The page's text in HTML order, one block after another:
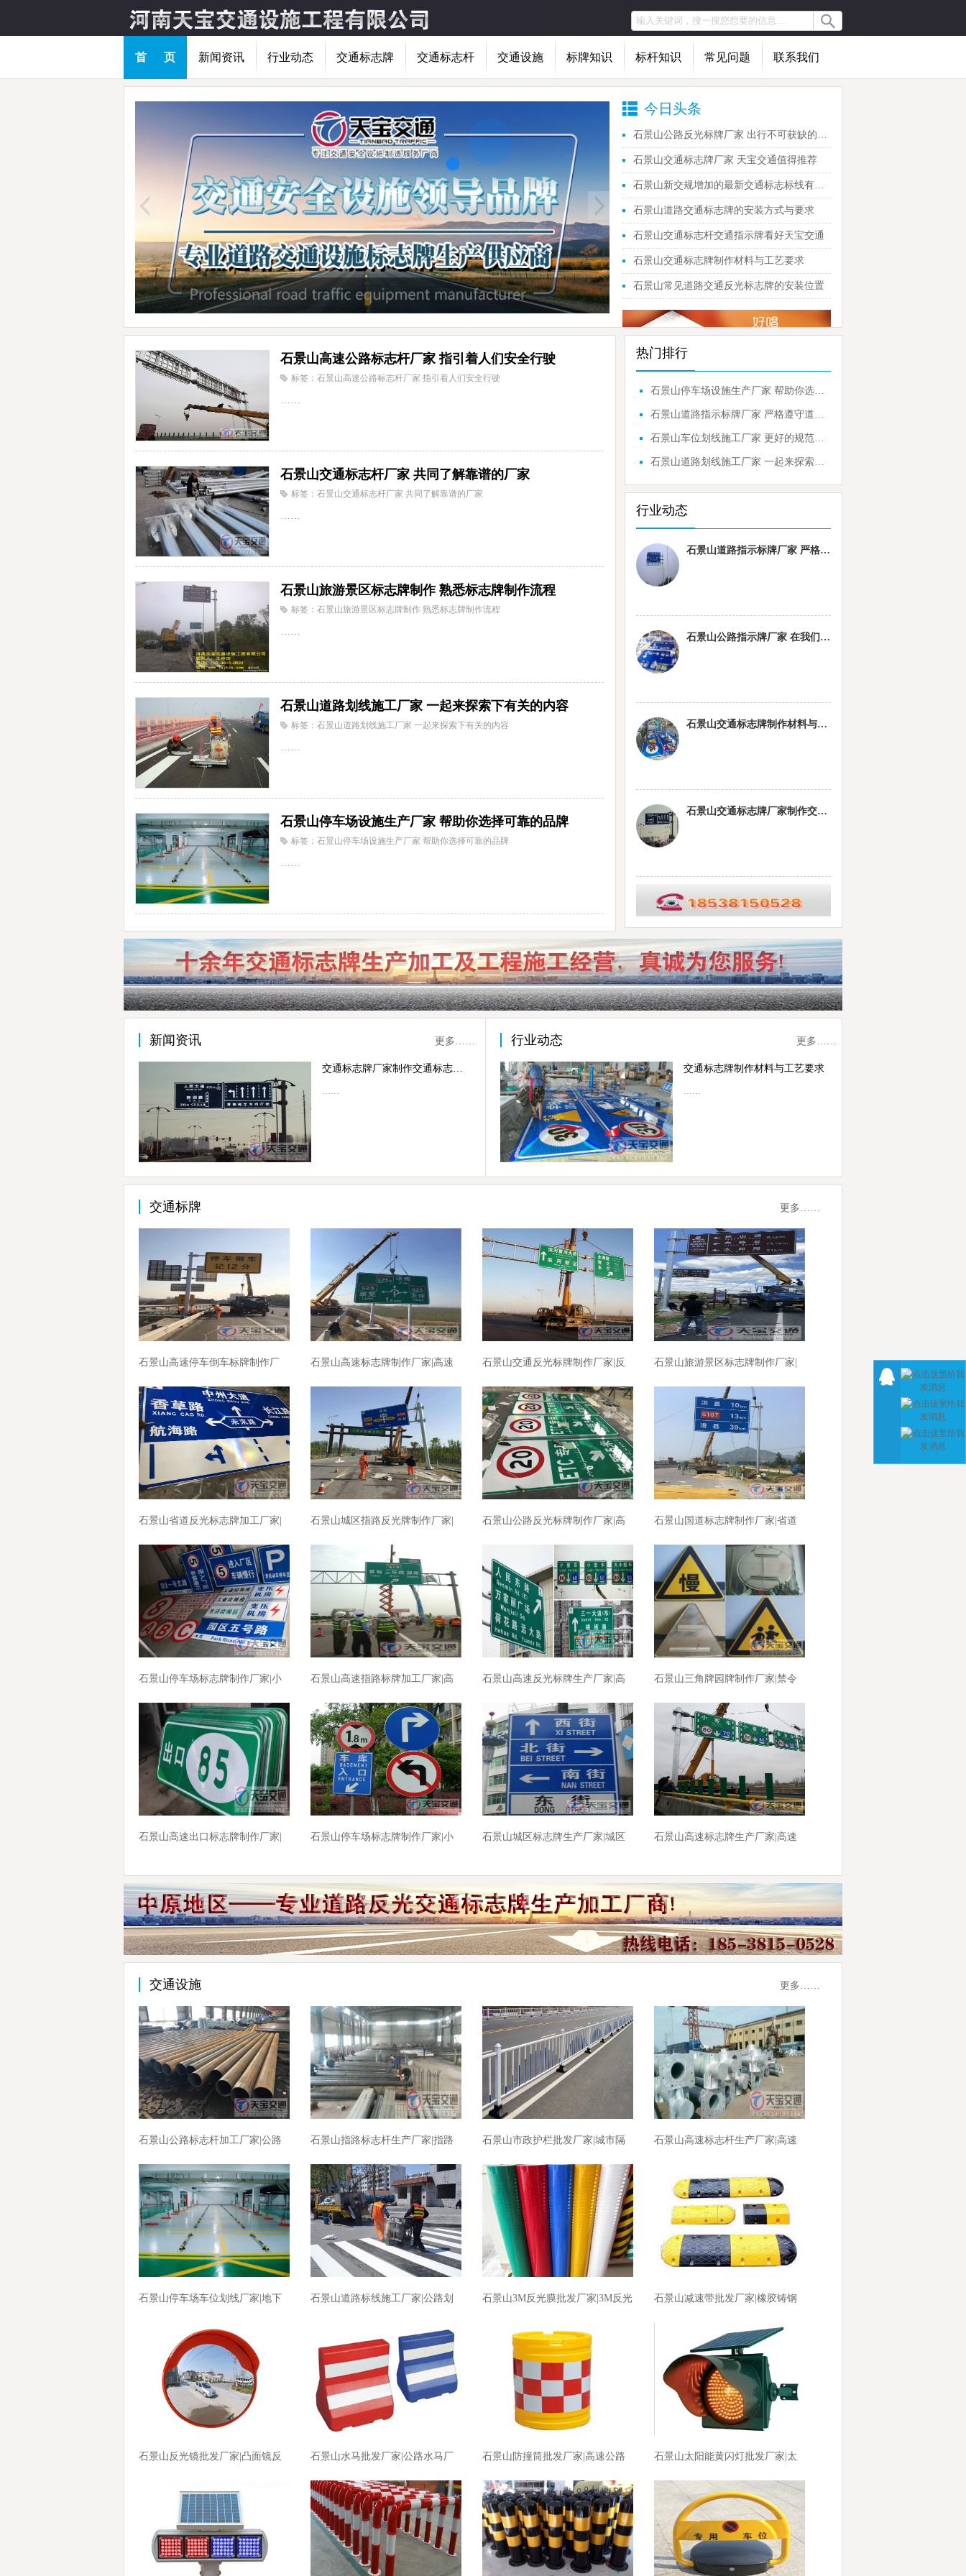
首 页 新闻资讯 行业动态 交通标志牌 交通标志杆 交通设施 标牌知识 标杆知识 常见问题 联系我们
今日头条
石景山公路反光标牌厂家 出行不可获缺的帮手
石景山交通标志牌厂家 天宝交通值得推荐
石景山新交规增加的最新交通标志标线有哪些？
石景山道路交通标志牌的安装方式与要求
石景山交通标志杆交通指示牌看好天宝交通
石景山交通标志牌制作材料与工艺要求
石景山常见道路交通反光标志牌的安装位置
石景山高速公路标志杆厂家 指引着人们安全行驶
标签：石景山高速公路标志杆厂家 指引着人们安全行驶
……
石景山交通标志杆厂家 共同了解靠谱的厂家
标签：石景山交通标志杆厂家 共同了解靠谱的厂家
……
石景山旅游景区标志牌制作 熟悉标志牌制作流程
标签：石景山旅游景区标志牌制作 熟悉标志牌制作流程
……
石景山道路划线施工厂家 一起来探索下有关的内容
标签：石景山道路划线施工厂家 一起来探索下有关的内容
……
石景山停车场设施生产厂家 帮助你选择可靠的品牌
标签：石景山停车场设施生产厂家 帮助你选择可靠的品牌
……
热门排行
石景山停车场设施生产厂家 帮助你选择可靠的品牌
石景山道路指示标牌厂家 严格遵守道路指示标牌
石景山车位划线施工厂家 更好的规范人们的停车行为
石景山道路划线施工厂家 一起来探索下有关的内容
行业动态
石景山道路指示标牌厂家 严格遵守道路指示标牌
石景山公路指示牌厂家 在我们的生活中发挥着重要的作用
石景山交通标志牌制作材料与工艺要求
石景山交通标志牌厂家制作交通标志杆的常规配置
新闻资讯 更多……
交通标志牌厂家制作交通标志杆的常规配置
……
行业动态 更多……
交通标志牌制作材料与工艺要求
……
交通标牌 更多……
石景山高速停车倒车标牌制作厂
石景山高速标志牌制作厂家|高速
石景山交通反光标牌制作厂家|反
石景山旅游景区标志牌制作厂家|
石景山省道反光标志牌加工厂家|
石景山城区指路反光牌制作厂家|
石景山公路反光标牌制作厂家|高
石景山国道标志牌制作厂家|省道
石景山停车场标志牌制作厂家|小
石景山高速指路标牌加工厂家|高
石景山高速反光标牌生产厂家|高
石景山三角牌园牌制作厂家|禁令
石景山高速出口标志牌制作厂家|
石景山停车场标志牌制作厂家|小
石景山城区标志牌生产厂家|城区
石景山高速标志牌生产厂家|高速
交通设施 更多……
石景山公路标志杆加工厂家|公路
石景山指路标志杆生产厂家|指路
石景山市政护栏批发厂家|城市隔
石景山高速标志杆生产厂家|高速
石景山停车场车位划线厂家|地下
石景山道路标线施工厂家|公路划
石景山3M反光膜批发厂家|3M反光
石景山减速带批发厂家|橡胶铸钢
石景山反光镜批发厂家|凸面镜反
石景山水马批发厂家|公路水马厂
石景山防撞筒批发厂家|高速公路
石景山太阳能黄闪灯批发厂家|太